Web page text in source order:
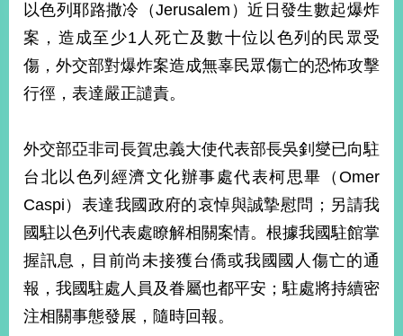
濟
日
不
落
國
和
平
護
照
回
首
頁
網
站
關
以色列耶路撒冷（Jerusalem）近日發生數起爆炸
案，造成至少1人死亡及數十位以色列的民眾受
傷，外交部對爆炸案造成無辜民眾傷亡的恐怖攻擊
行徑，表達嚴正譴責。
外交部亞非司長賀忠義大使代表部長吳釗燮已向駐
台北以色列經濟文化辦事處代表柯思畢（Omer
Caspi）表達我國政府的哀悼與誠摯慰問；另請我
國駐以色列代表處瞭解相關案情。根據我國駐館掌
握訊息，目前尚未接獲台僑或我國國人傷亡的通
報，我國駐處人員及眷屬也都平安；駐處將持續密
注相關事態發展，隨時回報。